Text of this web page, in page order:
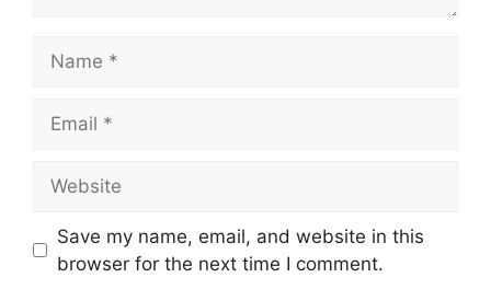
Save my name, email, and website in this
browser for the next time I comment.